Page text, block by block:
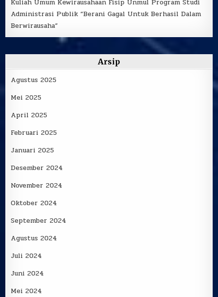
Kuliah Umum Kewirausahaan Fisip Unmul Program Studi
Administrasi Publik “Berani Gagal Untuk Berhasil Dalam
Berwirausaha”
Arsip
Agustus 2025
Mei 2025
April 2025
Februari 2025
Januari 2025
Desember 2024
November 2024
Oktober 2024
September 2024
Agustus 2024
Juli 2024
Juni 2024
Mei 2024